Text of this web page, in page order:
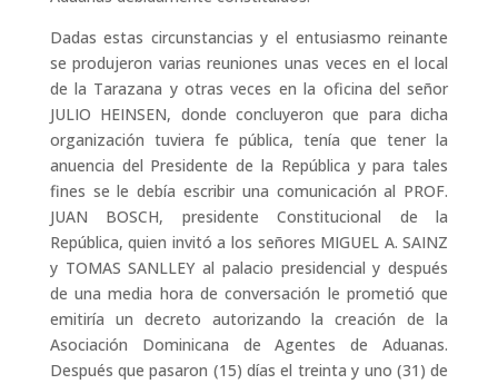
Dadas estas circunstancias y el entusiasmo reinante
se produjeron varias reuniones unas veces en el local
de la Tarazana y otras veces en la oficina del señor
JULIO HEINSEN, donde concluyeron que para dicha
organización tuviera fe pública, tenía que tener la
anuencia del Presidente de la República y para tales
fines se le debía escribir una comunicación al PROF.
JUAN BOSCH, presidente Constitucional de la
República, quien invitó a los señores MIGUEL A. SAINZ
y TOMAS SANLLEY al palacio presidencial y después
de una media hora de conversación le prometió que
emitiría un decreto autorizando la creación de la
Asociación Dominicana de Agentes de Aduanas.
Después que pasaron (15) días el treinta y uno (31) de